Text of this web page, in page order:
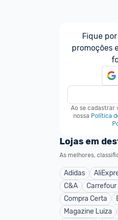
Fique
promoções
Ao se cadastrar
nossa Política
Lojas em
As melhores,
Adidas
C&A
Carrefour
Compra Certa
Magazine Luiza